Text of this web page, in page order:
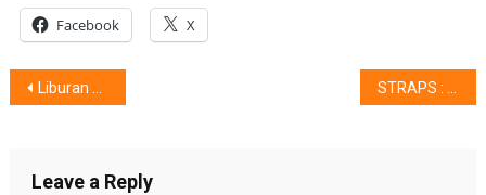
Facebook X
Post
Liburan & Syuting Iklan Bareng ‘Bintang’ STRAPS : ‘Respect Your Hand’
Leave a Reply